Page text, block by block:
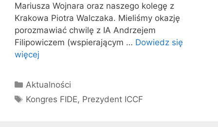
Mariusza Wojnara oraz naszego kolegę z
Krakowa Piotra Walczaka. Mieliśmy okazję
porozmawiać chwilę z IA Andrzejem
Filipowiczem (wspierającym … Dowiedz się
więcej
Kategorie
Aktualności
Tagi
Kongres FIDE, Prezydent ICCF